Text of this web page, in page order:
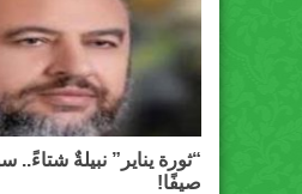
“ثورة يناير” نبيلةٌ
صيفًا!